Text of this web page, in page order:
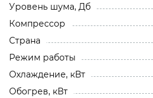
Уровень шума, Дб
Компрессор
Страна
Режим работы
Охлаждение, кВт
Обогрев, кВт